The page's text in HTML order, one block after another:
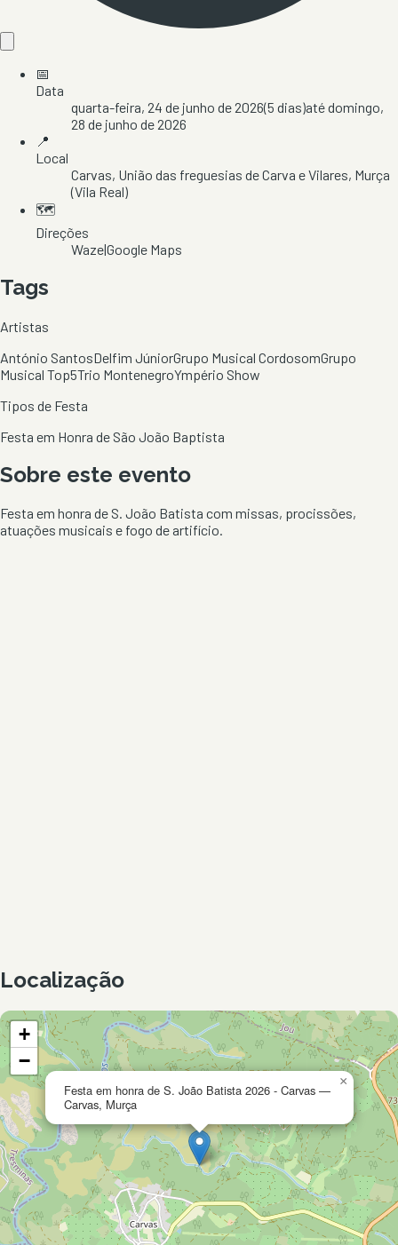
📅
Data
quarta-feira, 24 de junho de 2026(5 dias)atédomingo,
28 de junho de 2026
📍
Local
Carvas, União das freguesias de Carva e Vilares, Murça
(Vila Real)
🗺️
Direções
Waze|Google Maps
Tags
Artistas
António SantosDelfim JúniorGrupo Musical CordosomGrupo
Musical Top5Trio MontenegroYmpério Show
Tipos de Festa
Festa em Honra de São João Baptista
Sobre este evento
Festa em honra de S. João Batista com missas, procissões,
atuações musicais e fogo de artifício.
Localização
Festa em honra de S. João Batista 2026 - Carvas —
Carvas, Murça
×
+
−